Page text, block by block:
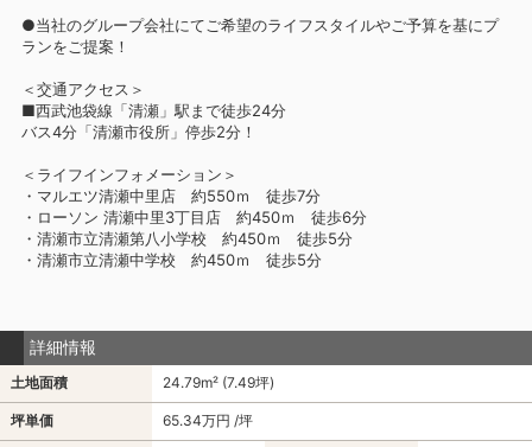
●当社のグループ会社にてご希望のライフスタイルやご予算を基にプ
ランをご提案！
＜交通アクセス＞
■西武池袋線「清瀬」駅まで徒歩24分
バス4分「清瀬市役所」停歩2分！
＜ライフインフォメーション＞
・マルエツ清瀬中里店 約550ｍ 徒歩7分
・ローソン 清瀬中里3丁目店 約450ｍ 徒歩6分
・清瀬市立清瀬第八小学校 約450ｍ 徒歩5分
・清瀬市立清瀬中学校 約450ｍ 徒歩5分
詳細情報
土地面積 24.79m² (7.49坪)
坪単価 65.34万円 /坪